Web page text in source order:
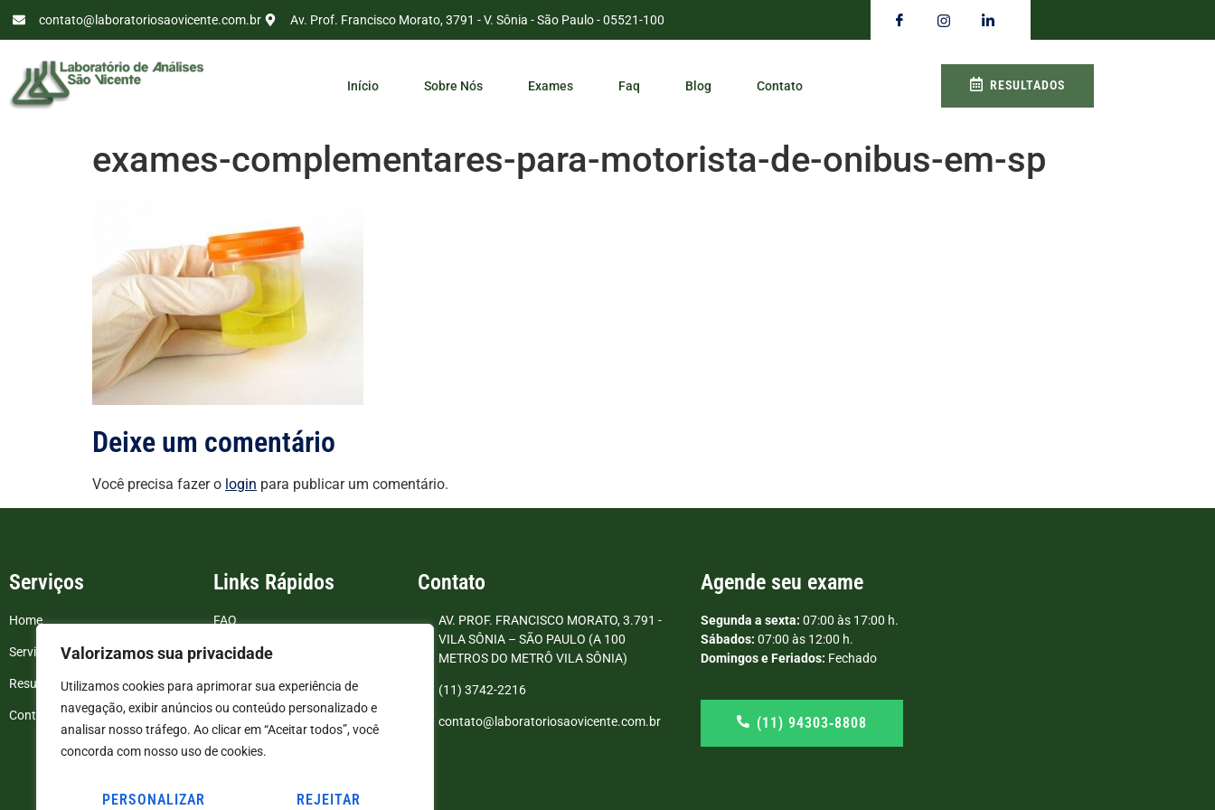
Valorizamos sua privacidade
Utilizamos cookies para aprimorar sua experiência de
navegação, exibir anúncios ou conteúdo personalizado e
analisar nosso tráfego. Ao clicar em “Aceitar todos”, você
concorda com nosso uso de cookies.
PERSONALIZAR REJEITAR
contato@laboratoriosaovicente.com.br Av. Prof. Francisco Morato, 3791 - V. Sônia - São Paulo - 05521-100
Início Sobre Nós Exames Faq Blog Contato RESULTADOS
exames-complementares-para-motorista-de-onibus-em-sp
Deixe um comentário
Você precisa fazer o login para publicar um comentário.
Serviços
Home
Serviços
Resultados de exames
Contato
Links Rápidos
FAQ
Blog
Politica de Privacidade
Termos e Condições
Contato
AV. PROF. FRANCISCO MORATO, 3.791 -
VILA SÔNIA – SÃO PAULO (A 100
METROS DO METRÔ VILA SÔNIA)
(11) 3742-2216
contato@laboratoriosaovicente.com.br
Agende seu exame
Segunda a sexta: 07:00 às 17:00 h.
Sábados: 07:00 às 12:00 h.
Domingos e Feriados: Fechado
(11) 94303‑8808